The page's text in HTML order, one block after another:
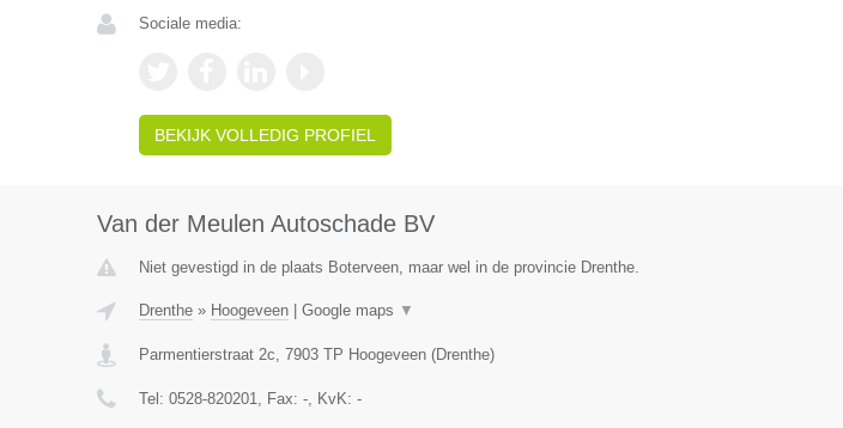
Sociale media:
BEKIJK VOLLEDIG PROFIEL
Van der Meulen Autoschade BV
Niet gevestigd in de plaats Boterveen, maar wel in de provincie Drenthe.
Drenthe» Hoogeveen| Google maps ▼
Parmentierstraat 2c, 7903 TP Hoogeveen(Drenthe)
Tel: 0528-820201, Fax: -, KvK: -